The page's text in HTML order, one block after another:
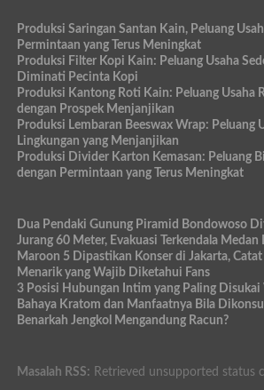
Produksi Saringan Santan Kain, Peluang
Permintaan yang Terus Meningkat
Produksi Filter Kopi Kain: Peluang Usaha
Diminati Pecinta Kopi
Produksi Kantong Roti Kain: Peluang Usaha
dengan Prospek Menjanjikan
Produksi Lembaran Beeswax Wrap: Peluang
Lingkungan yang Menjanjikan
Produksi Divider Karton Kemasan: Peluang
dengan Permintaan yang Terus Meningkat
Dua Pendaki Gunung Piramid Bondowoso
Jurang 60 Meter, Evakuasi Terkendala Medan
Maroon 5 Dipastikan Konser di Jakarta,
Menarik yang Wajib Diketahui Fans
3 Posisi Hubungan Intim yang Paling Disukai
Bahaya Kratom dan Manfaatnya Bila
Benarkah Jengkol Mengandung Racun?
Masalah RSS: Retrieved unsupported status